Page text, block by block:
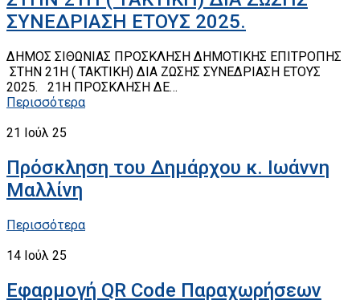
ΣΥΝΕΔΡΙΑΣΗ ΕΤΟΥΣ 2025.
ΔΗΜΟΣ ΣΙΘΩΝΙΑΣ ΠΡΟΣΚΛΗΣΗ ΔΗΜΟΤΙΚΗΣ ΕΠΙΤΡΟΠΗΣ
ΣΤΗΝ 21Η ( ΤΑΚΤΙΚΗ) ΔΙΑ ΖΩΣΗΣ ΣΥΝΕΔΡΙΑΣΗ ΕΤΟΥΣ
2025. 21Η ΠΡΟΣΚΛΗΣΗ ΔΕ…
Περισσότερα
21 Ιούλ 25
Πρόσκληση του Δημάρχου κ. Ιωάννη
Μαλλίνη
Περισσότερα
14 Ιούλ 25
Εφαρμογή QR Code Παραχωρήσεων